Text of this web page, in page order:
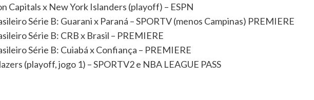
Capitals x New York Islanders (playoff) – ESPN
Série B: Guarani x Paraná – SPORTV (menos Campinas) PREMIERE
Série B: CRB x Brasil – PREMIERE
Série B: Cuiabá x Confiança – PREMIERE
(playoff, jogo 1) – SPORTV2 e NBA LEAGUE PASS